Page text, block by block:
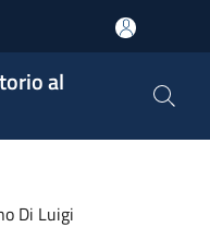
al
Di Luigi